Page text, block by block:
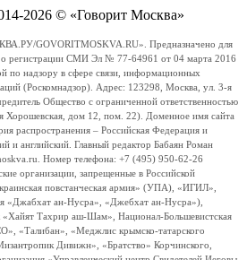
2026 © «Говорит Москва»
GOVORITMOSKVA.RU». Предназначено для
о регистрации СМИ Эл № 77-64961 от 04 марта 2016
по надзору в сфере связи, информационных
(Роскомнадзор). Адрес: 123298, Москва, ул. 3-я
Общество с ограниченной ответственностью
дом 12, пом. 22). Доменное имя сайта
распространения – Российская Федерация и
и английский. Главный редактор Бабаян Роман
Номер телефона: +7 (495) 950-62-26
организации, запрещенные в Российской
повстанческая армия» (УПА), «ИГИЛ»,
ан-Нусра», «Джебхат ан-Нусра»),
«Хайят Тахрир аш-Шам», Национал-Большевистская
«Талибан», «Меджлис крымско-татарского
Дивижн», «Братство» Корчинского,